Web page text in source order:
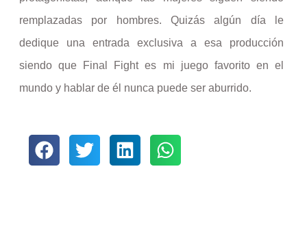
remplazadas por hombres. Quizás algún día le
dedique una entrada exclusiva a esa producción
siendo que Final Fight es mi juego favorito en el
mundo y hablar de él nunca puede ser aburrido.